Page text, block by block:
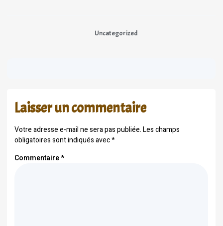
Uncategorized
Laisser un commentaire
Votre adresse e-mail ne sera pas publiée.Les champs
obligatoires sont indiqués avec*
Commentaire*